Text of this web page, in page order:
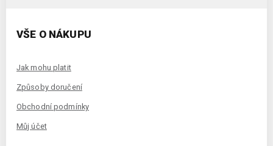
VŠE O NÁKUPU
Jak mohu platit
Způsoby doručení
Obchodní podmínky
Můj účet